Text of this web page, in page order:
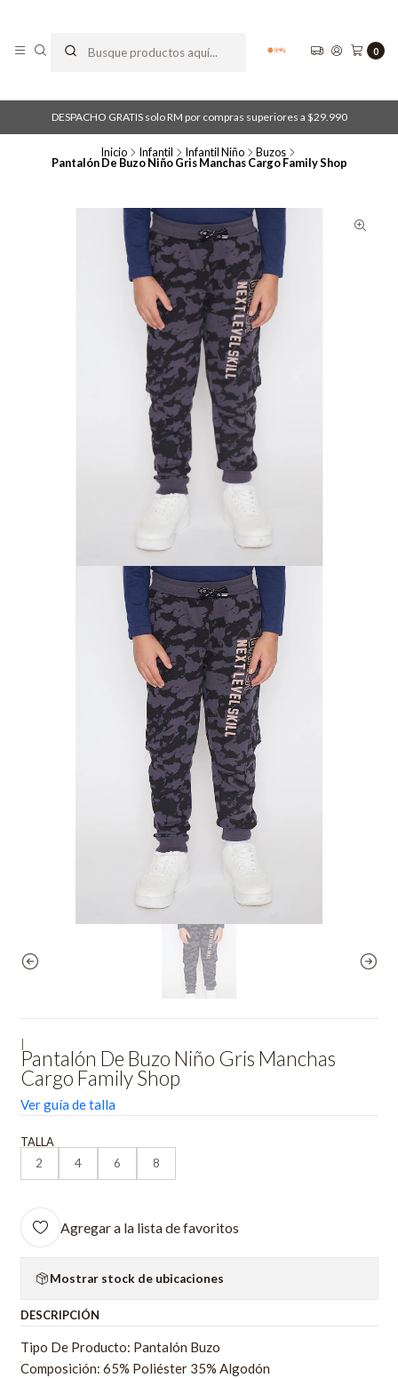
0
DESPACHO GRATIS solo RM por compras superiores a $29.990
Inicio Infantil Infantil Niño Buzos
Pantalón De Buzo Niño Gris Manchas Cargo Family Shop
Pantalón De Buzo Niño Gris Manchas
Cargo Family Shop
Ver guía de talla
TALLA
2
4 6 8
Agregar a la lista de favoritos
Mostrar stock de ubicaciones
DESCRIPCIÓN
Tipo De Producto: Pantalón Buzo
Composición: 65% Poliéster 35% Algodón